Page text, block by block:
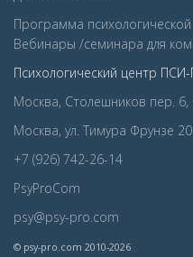
Программа
Вебинары /семинара для
Психологический центр
Москва, Столешников пер. 6,
Москва, ул. Тимура Фрунзе 20
+7 (926) 742-26-14
PsyProCom
psy@psy-pro.com
© psy-pro.com 2010-2026